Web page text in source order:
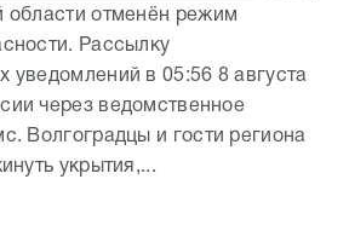
области отменён режим
Рассылку
уведомлений в 05:56 8 августа
через ведомственное
Волгоградцы и гости региона
укрытия,...